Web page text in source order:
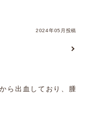
2024年05月投稿
ら出血しており、腫